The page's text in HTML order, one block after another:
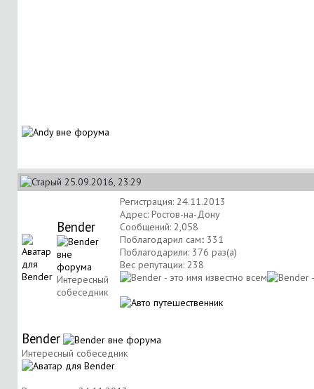
25.09.2016, 23:29
Bender
Интересный
собеседник
Регистрация: 24.11.2013
Адрес: Ростов-на-Дону
Сообщений: 2,058
Поблагодарил сам:: 331
Поблагодарили: 376 раз(а)
Вес репутации: 238
Bender
Интересный собеседник